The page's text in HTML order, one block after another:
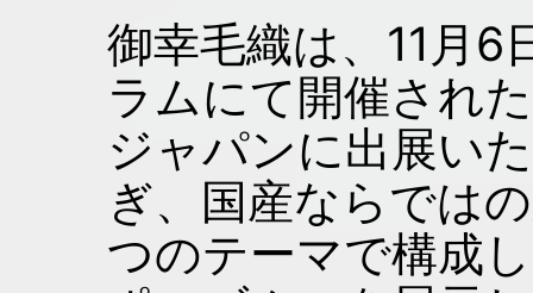
御幸毛織は、11月6
ラムにて開催され
ジャパンに出展い
ぎ、国産ならでは
つのテーマで構成